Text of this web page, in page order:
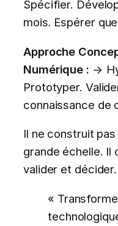
Spécifier.
mois. Espérer
Approche
Numérique : →
Prototyper.
connaissance de
Il ne construit
grande échelle. Il
valider et décider.
«